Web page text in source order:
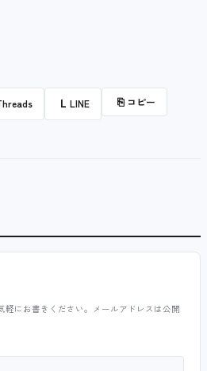
L LINE ⎘ コピー
軽にお書きください。メールアドレスは公開